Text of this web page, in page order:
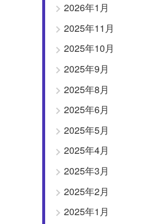
2026年1月
2025年11月
2025年10月
2025年9月
2025年8月
2025年6月
2025年5月
2025年4月
2025年3月
2025年2月
2025年1月